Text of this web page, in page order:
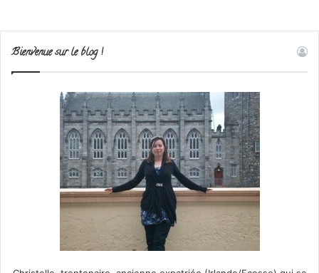
Bienvenue sur le blog !